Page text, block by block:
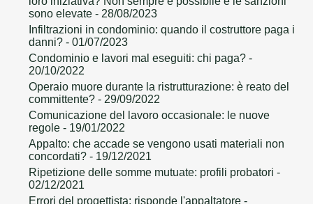
sono elevate - 28/08/2023
Infiltrazioni in condominio: quando il costruttore paga i
danni? - 01/07/2023
Condominio e lavori mal eseguiti: chi paga? -
20/10/2022
Operaio muore durante la ristrutturazione: è reato del
committente? - 29/09/2022
Comunicazione del lavoro occasionale: le nuove
regole - 19/01/2022
Appalto: che accade se vengono usati materiali non
concordati? - 19/12/2021
Ripetizione delle somme mutuate: profili probatori -
02/12/2021
Errori del progettista: risponde l'appaltatore -